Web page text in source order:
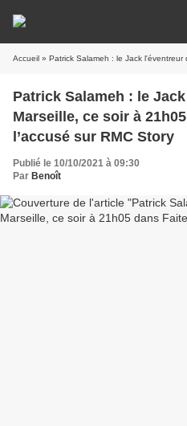
Accueil » Patrick Salameh : le Jack l'éventreur de Marseille,
Patrick Salameh : le
Marseille, ce soir à
l’accusé sur RMC Story
Publié le 10/10/2021 à 09:30
Par Benoît